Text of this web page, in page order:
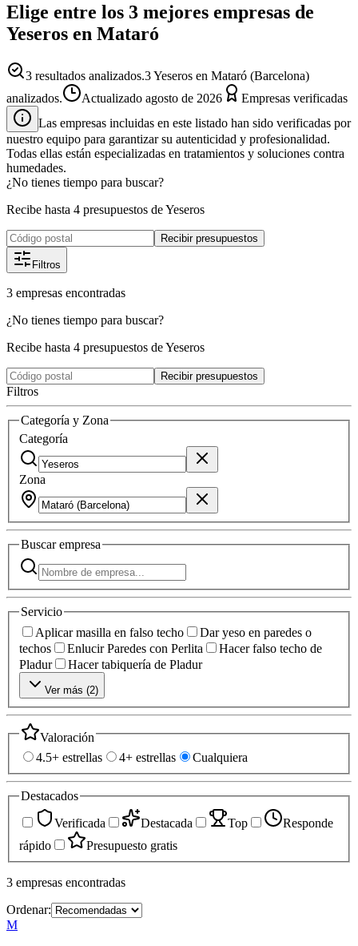
Elige entre los 3 mejores empresas de
Yeseros en Mataró
3 resultados analizados.3 Yeseros en Mataró (Barcelona)
analizados.
Actualizado agosto de 2026
Empresas verificadas
Las empresas incluidas en este listado han sido verificadas por
nuestro equipo para garantizar su autenticidad y profesionalidad.
Todas ellas están especializadas en tratamientos y soluciones contra
humedades.
¿No tienes tiempo para buscar?
Recibe hasta 4 presupuestos de Yeseros
Recibir presupuestos
Filtros
3 empresas encontradas
¿No tienes tiempo para buscar?
Recibe hasta 4 presupuestos de Yeseros
Recibir presupuestos
Filtros
Categoría y Zona
Categoría
Zona
Buscarempresa
Servicio
Aplicar masilla en falso techo
Dar yeso en paredes o
techos
Enlucir Paredes con Perlita
Hacer falso techo de
Pladur
Hacer tabiquería de Pladur
Ver más (2)
Valoración
4.5+ estrellas
4+ estrellas Cualquiera
Destacados
Verificada
Destacada Top
Responde
rápido
Presupuesto gratis
3 empresas encontradas
Ordenar:
M